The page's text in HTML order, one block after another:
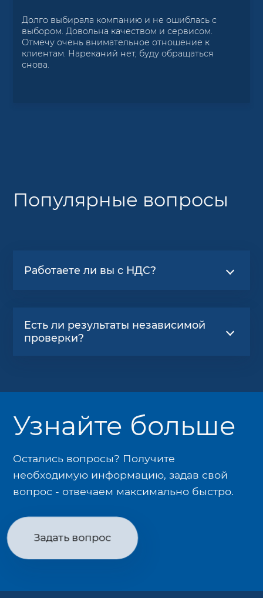
Долго выбирала компанию и не ошиблась с
выбором. Довольна качеством и сервисом.
Отмечу очень внимательное отношение к
клиентам. Нареканий нет, буду обращаться
снова.
Популярные вопросы
Работаете ли вы с НДС?
Есть ли результаты независимой
проверки?
Узнайте больше
Остались вопросы? Получите
необходимую информацию, задав свой
вопрос - отвечаем максимально быстро.
Задать вопрос